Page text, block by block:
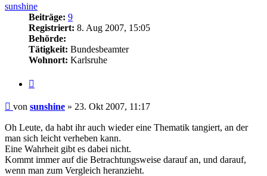
sunshine
Beiträge: 9
Registriert: 8. Aug 2007, 15:05
Behörde:
Tätigkeit: Bundesbeamter
Wohnort: Karlsruhe
Beitrag
von sunshine » 23. Okt 2007, 11:17
Oh Leute, da habt ihr auch wieder eine Thematik tangiert, an der
man sich leicht verheben kann.
Eine Wahrheit gibt es dabei nicht.
Kommt immer auf die Betrachtungsweise darauf an, und darauf,
wenn man zum Vergleich heranzieht.